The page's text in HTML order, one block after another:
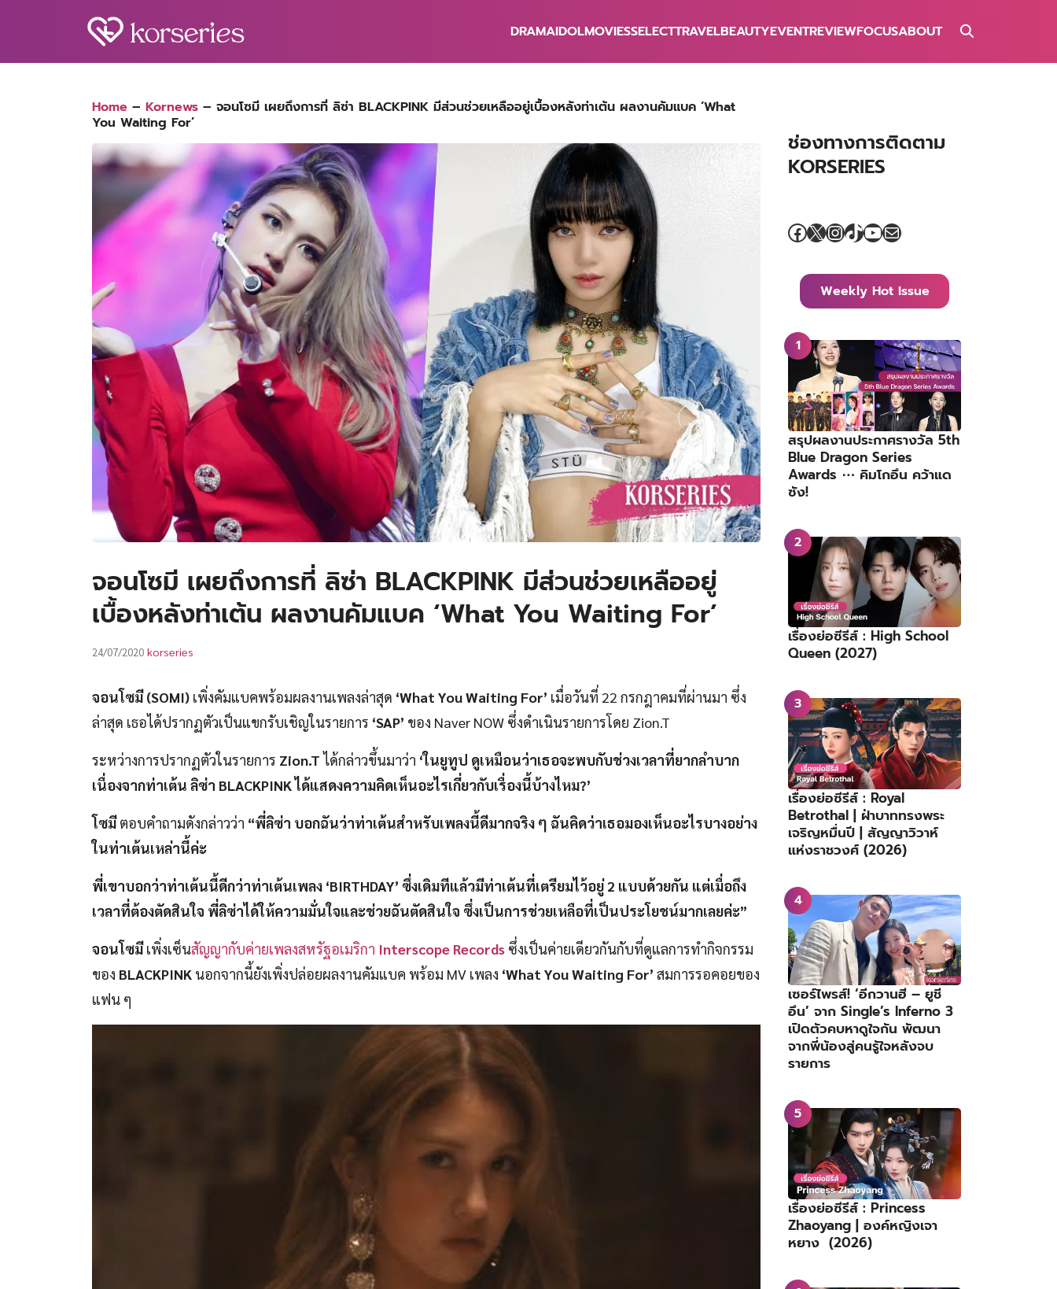
DRAMAIDOLMOVIESSELECTTRAVELBEAUTYEVENTREVIEWFOCUSABOUT
Home – Kornews – จอนโซมี เผยถึงการที่ ลิซ่า BLACKPINK มีส่วนช่วยเหลืออยู่เบื้องหลังท่าเต้น ผลงานคัมแบค ‘What
You Waiting For’
จอนโซมี เผยถึงการที่ ลิซ่า BLACKPINK มีส่วนช่วยเหลืออยู่
เบื้องหลังท่าเต้น ผลงานคัมแบค ‘What You Waiting For’
24/07/2020 korseries
จอนโซมี (SOMI) เพิ่งคัมแบคพร้อมผลงานเพลงล่าสุด ‘What You Waiting For’ เมื่อวันที่ 22 กรกฎาคมที่ผ่านมา ซึ่ง
ล่าสุด เธอได้ปรากฏตัวเป็นแขกรับเชิญในรายการ ‘SAP’ ของ Naver NOW ซึ่งดำเนินรายการโดย Zion.T
ระหว่างการปรากฏตัวในรายการ Zion.T ได้กล่าวขึ้นมาว่า ‘ในยูทูป ดูเหมือนว่าเธอจะพบกับช่วงเวลาที่ยากลำบาก
เนื่องจากท่าเต้น ลิซ่า BLACKPINK ได้แสดงความคิดเห็นอะไรเกี่ยวกับเรื่องนี้บ้างไหม?’
โซมีตอบคำถามดังกล่าวว่า “พี่ลิซ่า บอกฉันว่าท่าเต้นสำหรับเพลงนี้ดีมากจริง ๆ ฉันคิดว่าเธอมองเห็นอะไรบางอย่าง
ในท่าเต้นเหล่านี้ค่ะ
พี่เขาบอกว่าท่าเต้นนี้ดีกว่าท่าเต้นเพลง ‘BIRTHDAY’ ซึ่งเดิมทีแล้วมีท่าเต้นที่เตรียมไว้อยู่ 2 แบบด้วยกัน แต่เมื่อถึง
เวลาที่ต้องตัดสินใจ พี่ลิซ่าได้ให้ความมั่นใจและช่วยฉันตัดสินใจ ซึ่งเป็นการช่วยเหลือที่เป็นประโยชน์มากเลยค่ะ”
จอนโซมีเพิ่งเซ็นสัญญากับค่ายเพลงสหรัฐอเมริกา Interscope Records ซึ่งเป็นค่ายเดียวกันกับที่ดูแลการทำกิจกรรม
ของ BLACKPINK นอกจากนี้ยังเพิ่งปล่อยผลงานคัมแบค พร้อม MV เพลง ‘What You Waiting For’ สมการรอคอยของ
แฟน ๆ
ช่องทางการติดตาม
KORSERIES
Facebook
X Instagram
TikTok
YouTube
Mail
Weekly Hot Issue
สรุปผลงานประกาศรางวัล 5th
Blue Dragon Series
Awards ⋯ คิมโกอึน คว้าแด
ซัง!
เรื่องย่อซีรีส์ : High School
Queen (2027)
เรื่องย่อซีรีส์ : Royal
Betrothal | ฝ่าบาททรงพระ
เจริญหมื่นปี | สัญญาวิวาห์
แห่งราชวงศ์ (2026)
เซอร์ไพรส์! ‘อีกวานฮี – ยูชี
อึน’ จาก Single’s Inferno 3
เปิดตัวคบหาดูใจกัน พัฒนา
จากพี่น้องสู่คนรู้ใจหลังจบ
รายการ
เรื่องย่อซีรีส์ : Princess
Zhaoyang | องค์หญิงเจา
หยาง (2026)